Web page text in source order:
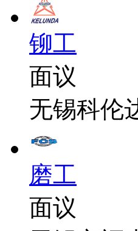
铆工
面议
无锡科伦
磨工
面议